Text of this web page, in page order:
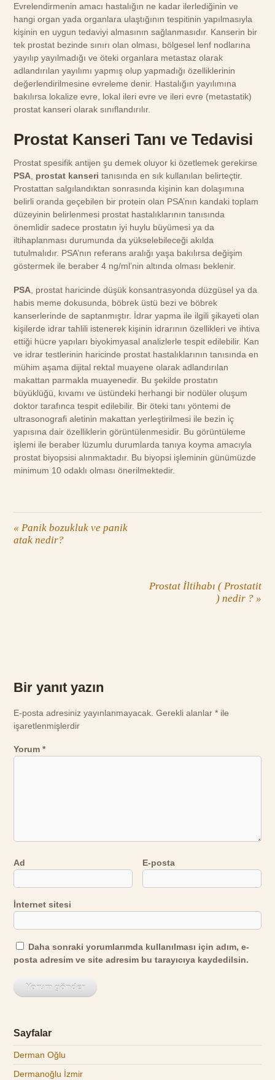
Evrelendirmenin amacı hastalığın ne kadar ilerlediğinin ve
hangi organ yada organlara ulaştığının tespitinin yapılmasıyla
kişinin en uygun tedaviyi almasının sağlanmasıdır. Kanserin bir
tek prostat bezinde sınırı olan olması, bölgesel lenf nodlarına
yayılıp yayılmadığı ve öteki organlara metastaz olarak
adlandırılan yayılımı yapmış olup yapmadığı özelliklerinin
değerlendirilmesine evreleme denir. Hastalığın yayılımına
bakılırsa lokalize evre, lokal ileri evre ve ileri evre (metastatik)
prostat kanseri olarak sınıflandırılır.
Prostat Kanseri Tanı ve Tedavisi
Prostat spesifik antijen şu demek oluyor ki özetlemek gerekirse
PSA, prostat kanseri tanısında en sık kullanılan belirteçtir.
Prostattan salgılandıktan sonrasında kişinin kan dolaşımına
belirli oranda geçebilen bir protein olan PSA’nın kandaki toplam
düzeyinin belirlenmesi prostat hastalıklarının tanısında
önemlidir sadece prostatın iyi huylu büyümesi ya da
iltihaplanması durumunda da yükselebileceği akılda
tutulmalıdır. PSA’nın referans aralığı yaşa bakılırsa değişim
göstermek ile beraber 4 ng/ml’nin altında olması beklenir.
PSA , prostat haricinde düşük konsantrasyonda düzgüsel ya da
habis meme dokusunda, böbrek üstü bezi ve böbrek
kanserlerinde de saptanmıştır. İdrar yapma ile ilgili şikayeti olan
kişilerde idrar tahlili istenerek kişinin idrarının özellikleri ve ihtiva
ettiği hücre yapıları biyokimyasal analizlerle tespit edilebilir. Kan
ve idrar testlerinin haricinde prostat hastalıklarının tanısında en
mühim aşama dijital rektal muayene olarak adlandırılan
makattan parmakla muayenedir. Bu şekilde prostatın
büyüklüğü, kıvamı ve üstündeki herhangi bir nodüler oluşum
doktor tarafınca tespit edilebilir. Bir öteki tanı yöntemi de
ultrasonografi aletinin makattan yerleştirilmesi ile bezin iç
yapısına dair özelliklerin görüntülenmesidir. Bu görüntüleme
işlemi ile beraber lüzumlu durumlarda tanıya koyma amacıyla
prostat biyopsisi alınmaktadır. Bu biyopsi işleminin günümüzde
minimum 10 odaklı olması önerilmektedir.
« Panik bozukluk ve panik
atak nedir?
Prostat İltihabı ( Prostatit
) nedir ? »
Bir yanıt yazın
E-posta adresiniz yayınlanmayacak. Gerekli alanlar* ile
işaretlenmişlerdir
Yorum*
Ad E-posta
İnternet sitesi
Daha sonraki yorumlarımda kullanılması için adım, e-
posta adresim ve site adresim bu tarayıcıya kaydedilsin.
Sayfalar
Derman Oğlu
Dermanoğlu İzmir